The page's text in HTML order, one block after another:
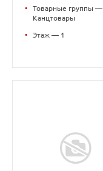
•
Товарные группы —
Канцтовары
• Этаж — 1